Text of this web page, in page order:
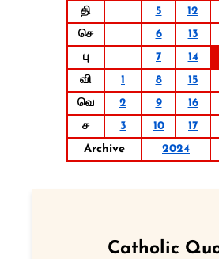
தி
5 12
செ
6 13
பு
7 14
வி
1 8 15
வெ
2 9 16
ச
3 10 17
Archive
2024
Catholic